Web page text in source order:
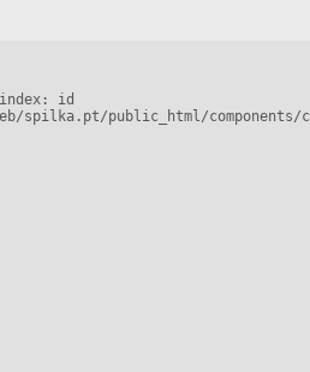
id
spilka.pt/public_html/